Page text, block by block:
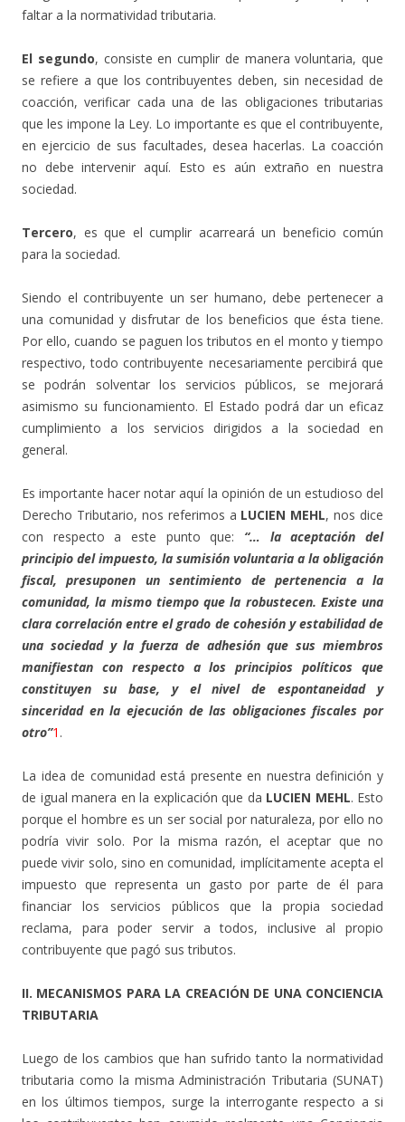
faltar a la normatividad tributaria.
El segundo, consiste en cumplir de manera voluntaria, que
se refiere a que los contribuyentes deben, sin necesidad de
coacción, verificar cada una de las obligaciones tributarias
que les impone la Ley. Lo importante es que el contribuyente,
en ejercicio de sus facultades, desea hacerlas. La coacción
no debe intervenir aquí. Esto es aún extraño en nuestra
sociedad.
Tercero, es que el cumplir acarreará un beneficio común
para la sociedad.
Siendo el contribuyente un ser humano, debe pertenecer a
una comunidad y disfrutar de los beneficios que ésta tiene.
Por ello, cuando se paguen los tributos en el monto y tiempo
respectivo, todo contribuyente necesariamente percibirá que
se podrán solventar los servicios públicos, se mejorará
asimismo su funcionamiento. El Estado podrá dar un eficaz
cumplimiento a los servicios dirigidos a la sociedad en
general.
Es importante hacer notar aquí la opinión de un estudioso del
Derecho Tributario, nos referimos a LUCIEN MEHL, nos dice
con respecto a este punto que: “… la aceptación del
principio del impuesto, la sumisión voluntaria a la obligación
fiscal, presuponen un sentimiento de pertenencia a la
comunidad, la mismo tiempo que la robustecen. Existe una
clara correlación entre el grado de cohesión y estabilidad de
una sociedad y la fuerza de adhesión que sus miembros
manifiestan con respecto a los principios políticos que
constituyen su base, y el nivel de espontaneidad y
sinceridad en la ejecución de las obligaciones fiscales por
otro”1 .
La idea de comunidad está presente en nuestra definición y
de igual manera en la explicación que da LUCIEN MEHL. Esto
porque el hombre es un ser social por naturaleza, por ello no
podría vivir solo. Por la misma razón, el aceptar que no
puede vivir solo, sino en comunidad, implícitamente acepta el
impuesto que representa un gasto por parte de él para
financiar los servicios públicos que la propia sociedad
reclama, para poder servir a todos, inclusive al propio
contribuyente que pagó sus tributos.
II. MECANISMOS PARA LA CREACIÓN DE UNA CONCIENCIA
TRIBUTARIA
Luego de los cambios que han sufrido tanto la normatividad
tributaria como la misma Administración Tributaria (SUNAT)
en los últimos tiempos, surge la interrogante respecto a si